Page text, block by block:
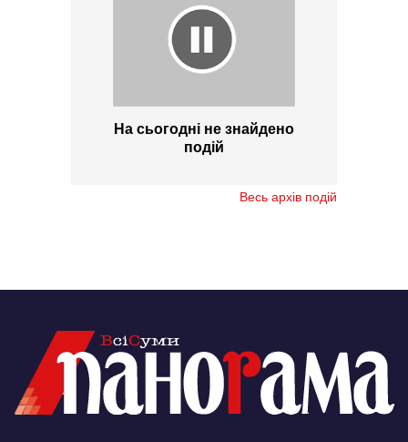
На сьогодні не знайдено
подій
Весь архів подій